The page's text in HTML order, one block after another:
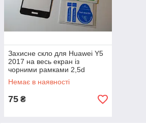
Захисне скло для Huawei Y5
2017 на весь екран із
чорними рамками 2,5d
Немає в наявності
75 ₴